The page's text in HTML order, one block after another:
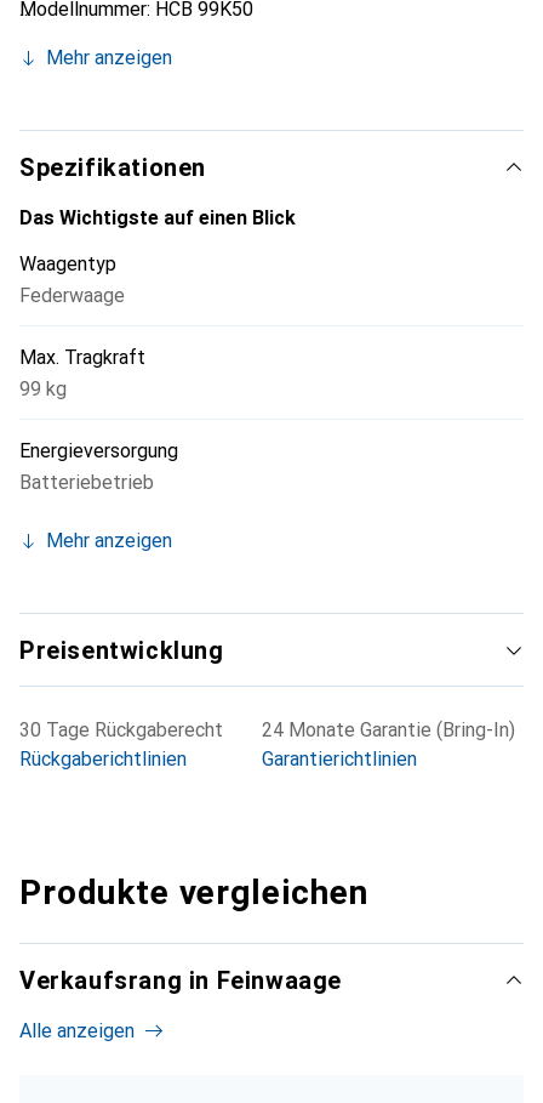
Modellnummer: HCB 99K50
Mehr anzeigen
Spezifikationen
Das Wichtigste auf einen Blick
Waagentyp
Federwaage
Max. Tragkraft
99 kg
Energieversorgung
Batteriebetrieb
Mehr anzeigen
Preisentwicklung
30 Tage Rückgaberecht
Rückgaberichtlinien
24 Monate Garantie (Bring-In)
Garantierichtlinien
Produkte vergleichen
Verkaufsrang in Feinwaage
Alle anzeigen